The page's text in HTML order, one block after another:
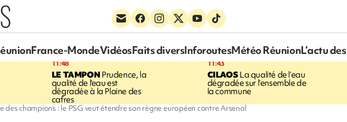
France-MondeVidéosFaits diversInforoutesMétéo RéunionL’actu
11:48
LE TAMPONPrudence, la
qualité de l'eau est
dégradée à la Plaine des
cafres
11:43
CILAOSLa qualité de l’eau
dégradée sur l’ensemble de
la commune
des champions : le PSG veut étendre son règne européen contre Arsenal